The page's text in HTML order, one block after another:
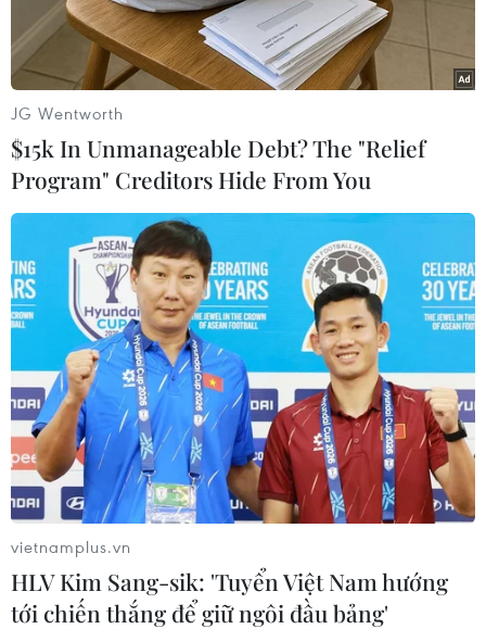
Lực lượng cảnh sát và lính cứu hỏa phong tỏa hiện trường vụ
tấn công ở Nice ngày 15/7. (Nguồn: AFP/TTXVN)
Nguồn tin tòa án Pháp ngày 17/12 cho biết một
thẩm phán chống khủng bố nước này đã buộc
tội thêm 3 người đàn ông bị tình nghi tiếp tay
cho thủ phạm gây ra vụ tấn công khủng bố bằng
xe tải khiến 86 người thiệt mạng tại thành phố
Nice, miền Nam nước này hồi tháng Bảy vừa
qua.
JG Wentworth
$15k In Unmanageable Debt? The "Relief
Program" Creditors Hide From You
vietnamplus.vn
HLV Kim Sang-sik: 'Tuyển Việt Nam hướng
tới chiến thắng để giữ ngôi đầu bảng'